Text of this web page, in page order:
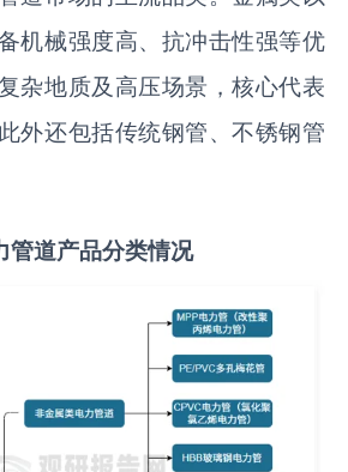
机械强度高、抗冲击性强等优
杂地质及高压场景，核心代表
外还包括传统钢管、不锈钢管
管道产品分类情况